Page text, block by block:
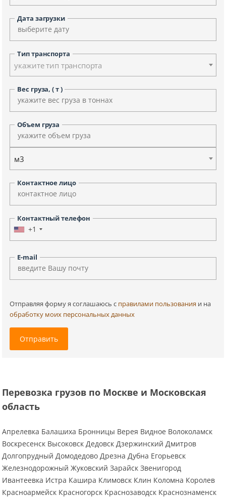
Дата загрузки
Тип транспорта
укажите тип транспорта
Вес груза, ( т )
Объем груза
м3
Контактное лицо
Контактный телефон
+1
E-mail
Отправляя форму я соглашаюсь c правилами пользования и на
обработку моих персональных данных
Отправить
Перевозка грузов по Москве и Московская
область
Апрелевка Балашиха Бронницы Верея Видное Волоколамск
Воскресенск Высоковск Дедовск Дзержинский Дмитров
Долгопрудный Домодедово Дрезна Дубна Егорьевск
Железнодорожный Жуковский Зарайск Звенигород
Ивантеевка Истра Кашира Климовск Клин Коломна Королев
Красноармейск Красногорск Краснозаводск Краснознаменск